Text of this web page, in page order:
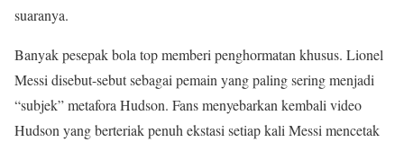
suaranya.
Banyak pesepak bola top memberi penghormatan khusus. Lionel
Messi disebut-sebut sebagai pemain yang paling sering menjadi
“subjek” metafora Hudson. Fans menyebarkan kembali video
Hudson yang berteriak penuh ekstasi setiap kali Messi mencetak